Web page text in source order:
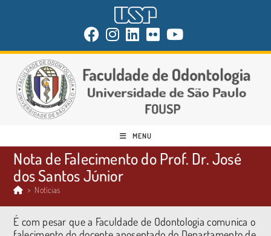
MENU
Nota de Falecimento do Prof. Dr. José
dos Santos Júnior
> Notícias
É com pesar que a Faculdade de Odontologia comunica o